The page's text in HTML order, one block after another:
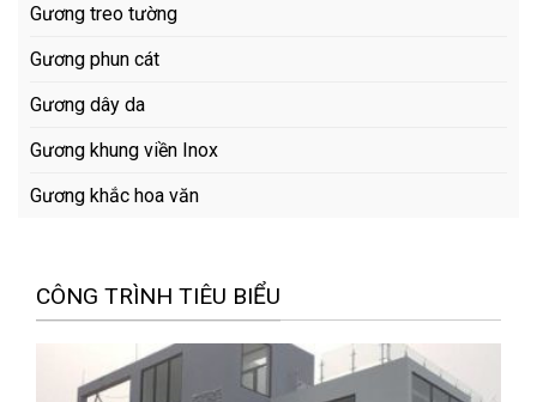
Gương treo tường
Gương phun cát
Gương dây da
Gương khung viền Inox
Gương khắc hoa văn
CÔNG TRÌNH TIÊU BIỂU